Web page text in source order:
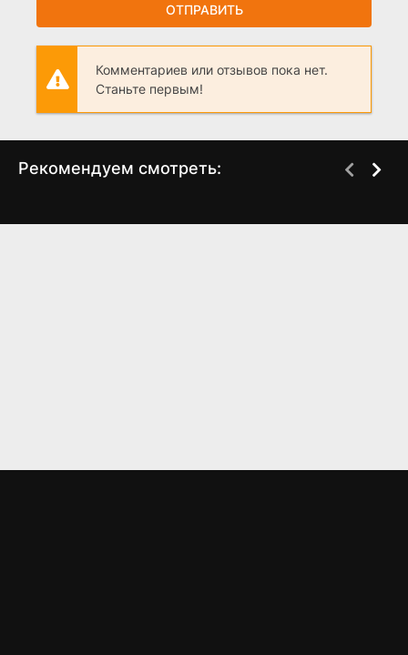
ОТПРАВИТЬ
Комментариев или отзывов пока нет.
Станьте первым!
Рекомендуем смотреть: